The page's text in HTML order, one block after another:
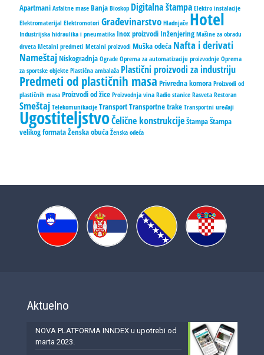
Apartmani Asfaltne mase Banja Bioskop Digitalna štampa Elektro instalacije
Elektromaterijal Elektromotori Građevinarstvo Hladnjače Hotel
Industrijska hidraulika i pneumatika Inox proizvodi Inženjering Mašine za obradu
drveta Metalni predmeti Metalni proizvodi Muška odeća Nafta i derivati
NameštajNiskogradnja Ograde Oprema za automatizaciju proizvodnje Oprema
za sportske objekte Plastična ambalaža Plastični proizvodi za industriju
Predmeti od plastičnih masa Privredna komora Proizvodi od
plastičnih masa Proizvodi od žice Proizvodnja vina Radio stanice Rasveta Restoran
Smeštaj Telekomunikacije TransportTransportne trake Transportni uređaji
UgostiteljstvoČelične konstrukcijeŠtampaŠtampa
velikog formataŽenska obuća Ženska odeća
Aktuelno
NOVA PLATFORMA INNDEX u upotrebi od
marta 2023.